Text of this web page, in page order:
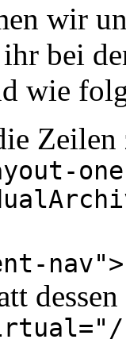
wir
bei
wie
Zeilen
nav">